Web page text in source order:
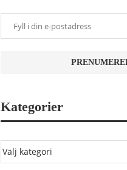
Kategorier